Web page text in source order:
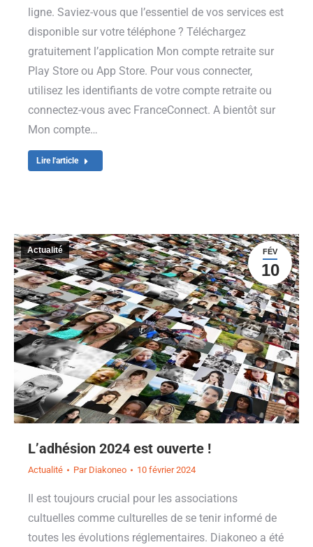
ligne. Saviez-vous que l’essentiel de vos services est
disponible sur votre téléphone ? Téléchargez
gratuitement l’application Mon compte retraite sur
Play Store ou App Store. Pour vous connecter,
utilisez les identifiants de votre compte retraite ou
connectez-vous avec FranceConnect. A bientôt sur
Mon compte…
Lire l'article
FÉV
10
Actualité
L’adhésion 2024 est ouverte !
Actualité Par Diakoneo 10 février 2024
Il est toujours crucial pour les associations
cultuelles comme culturelles de se tenir informé de
toutes les évolutions réglementaires. Diakoneo a été